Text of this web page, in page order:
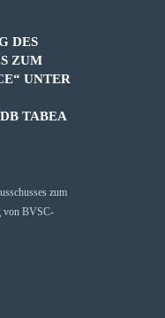
DES
ZUM
UNTER
TABEA